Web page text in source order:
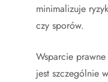
minimalizuje
czy sporów.
Wsparcie
jest szczególnie